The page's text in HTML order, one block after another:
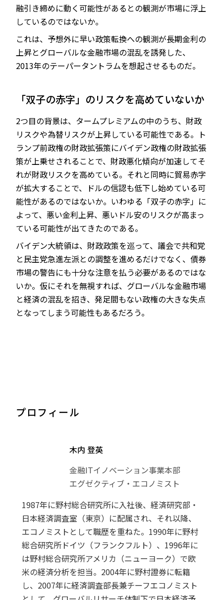
融引き締めに動く可能性があるとの観測が市場に浮上
しているのではないか。
これは、予想外に早い政策転換への観測が長期金利の
上昇とグローバルな金融市場の混乱を誘発した、
2013年のテーパータントラムを想起させるものだ。
「双子の赤字」のリスクを高めていないか
2つ目の背景は、タームプレミアムの中のうち、財政
リスクや為替リスクが上昇している可能性である。ト
ランプ前政権の財政拡張策にバイデン政権の財政拡張
策が上乗せされることで、財政悪化傾向が加速してそ
れが財政リスクを高めている。それと同時に貿易赤字
が拡大することで、ドルの信認も低下し始めている可
能性があるのではないか。いわゆる「双子の赤字」に
よって、悪い金利上昇、悪いドル安のリスクが高まっ
ている可能性が出てきたのである。
バイデン大統領は、財政政策を巡って、議会で共和党
と民主党急進左派との調整を進めるだけでなく、債券
市場の警告にも十分な注意を払う必要があるのではな
いか。仮にそれを無視すれば、グローバルな金融市場
と経済の混乱を招き、発足間もない政権の大きな失点
となってしまう可能性もあるだろう。
プロフィール
木内 登英
金融ITイノベーション事業本部
エグゼクティブ・エコノミスト
1987年に野村総合研究所に入社後、経済研究部・
日本経済調査室（東京）に配属され、それ以降、
エコノミストとして職歴を重ねた。1990年に野村
総合研究所ドイツ（フランクフルト）、1996年に
は野村総合研究所アメリカ（ニューヨーク）で欧
米の経済分析を担当。2004年に野村證券に転籍
し、2007年に経済調査部長兼チーフエコノミスト